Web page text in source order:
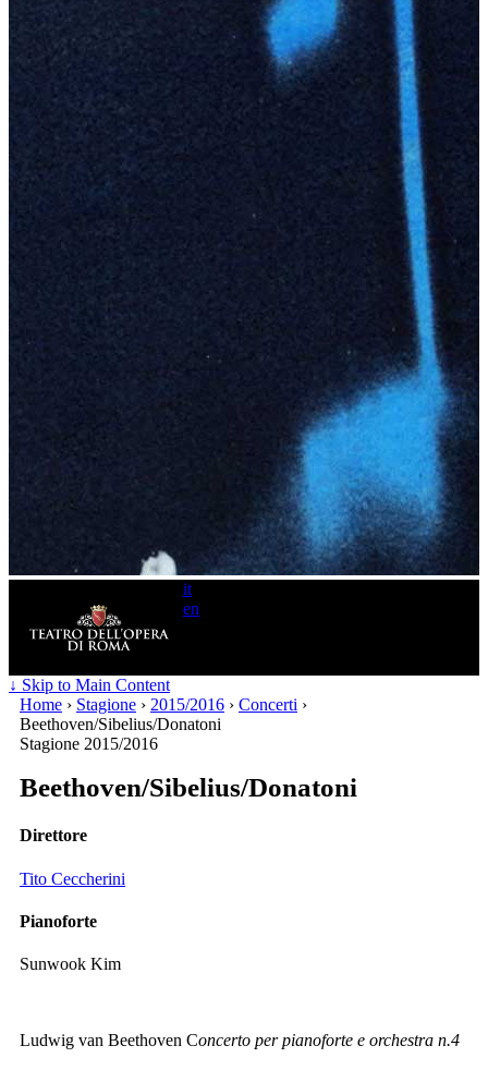
it
en
Search
↓ Skip to Main Content
Home › Stagione › 2015/2016 › Concerti ›
Beethoven/Sibelius/Donatoni
Stagione 2015/2016
Beethoven/Sibelius/Donatoni
Direttore
Tito Ceccherini
Pianoforte
Sunwook Kim
Ludwig van Beethoven Concerto per pianoforte e orchestra n.4